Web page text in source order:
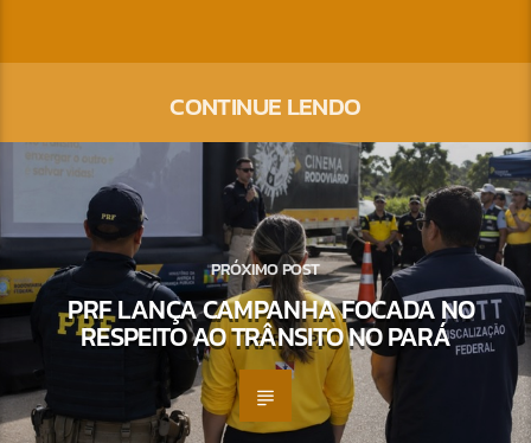
CONTINUE LENDO
PRÓXIMO POST
PRF LANÇA CAMPANHA FOCADA NO
RESPEITO AO TRÂNSITO NO PARÁ